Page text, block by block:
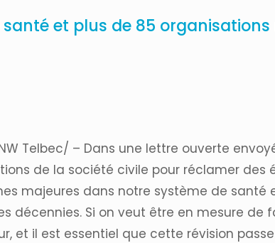
et plus de 85
CNW Telbec/ – Dans une lettre ouverte
de la société civile pour réclamer
majeures dans notre système de
décennies. Si on veut être en mesure
et il est essentiel que cette révision